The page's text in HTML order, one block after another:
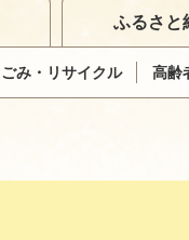
ごみ・リサイクル 高齢
ふるさと